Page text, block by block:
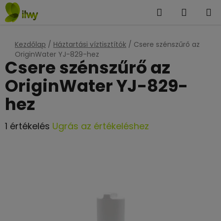
Ugrás
a
tartalomhoz
KeresésKOSÁR
Kezdőlap / Háztartási víztisztítók / Csere szénszűrő az
OriginWater YJ-829-hez
Csere szénszűrő az
OriginWater YJ-829-
hez
A
1 értékelés Ugrás az értékeléshez